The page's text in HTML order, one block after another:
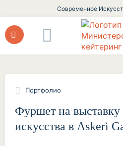
Современное
Портфолио
Фуршет на выставку
искусства в Askeri